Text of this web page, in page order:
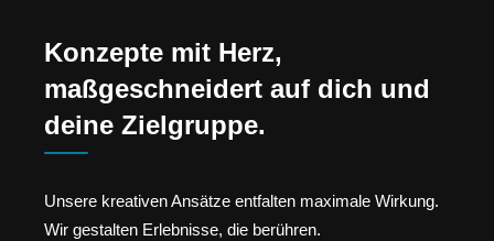
Konzepte mit Herz,
maßgeschneidert auf dich und
deine Zielgruppe.
Unsere kreativen Ansätze entfalten maximale Wirkung.
Wir gestalten Erlebnisse, die berühren.